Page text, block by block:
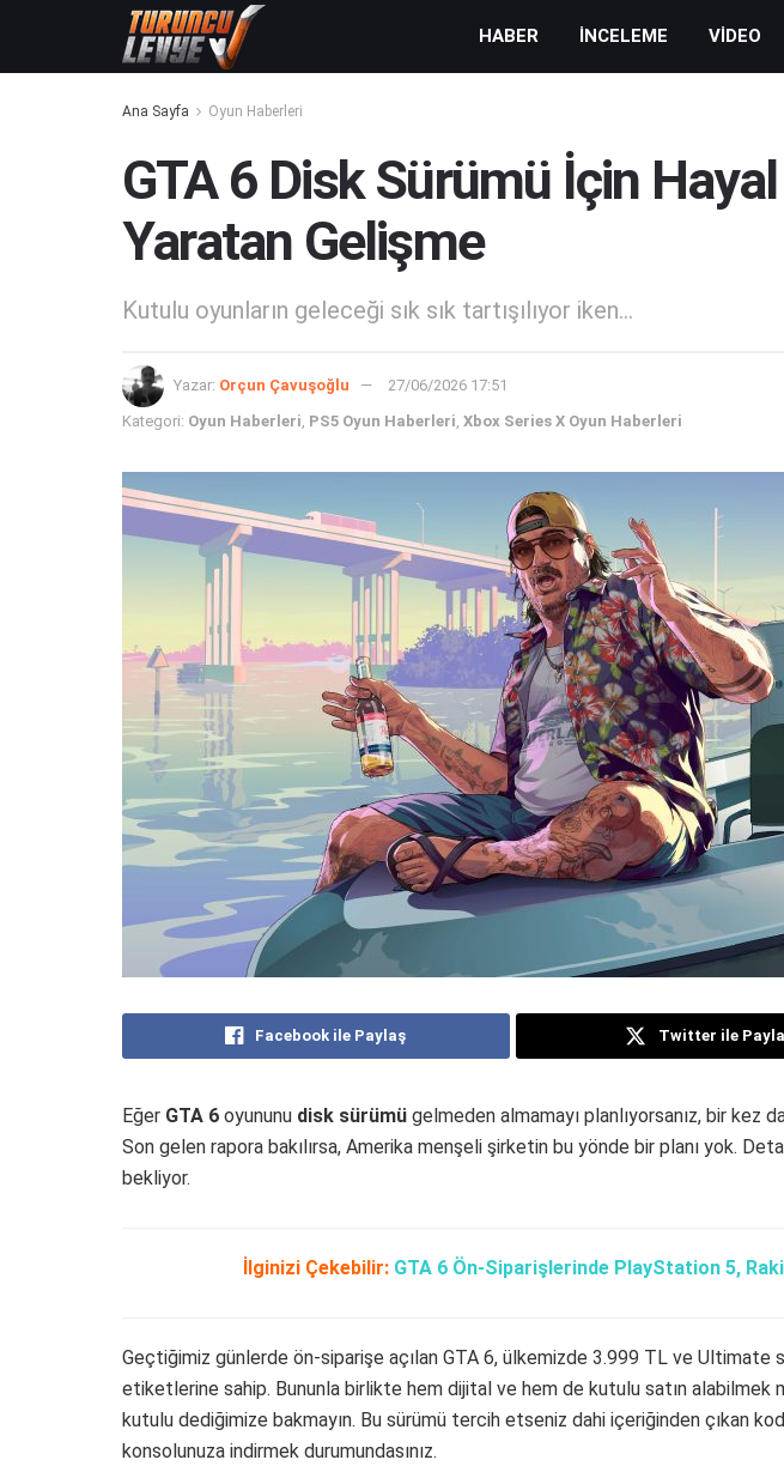
HABER İNCELEME VIDEO
Ana Sayfa Oyun Haberleri
GTA 6 Disk Sürümü İçin Hayal
Yaratan Gelişme
Kutulu oyunların geleceği sık sık tartışılıyor iken...
Yazar: Orçun Çavuşoğlu 27/06/2026 17:51
Kategori: Oyun Haberleri, PS5 Oyun Haberleri, Xbox Series X Oyun Haberleri
Facebook ile Paylaş Twitter ile
Eğer GTA 6 oyununu disk sürümü gelmeden almamayı planlıyorsanız, bir kez
Son gelen rapora bakılırsa, Amerika menşeli şirketin bu yönde bir planı yok.
bekliyor.
İlginizi Çekebilir: GTA 6 Ön-Siparişlerinde PlayStation 5,
Geçtiğimiz günlerde ön-siparişe açılan GTA 6, ülkemizde 3.999 TL ve Ultimate
etiketlerine sahip. Bununla birlikte hem dijital ve hem de kutulu satın alabilmek
kutulu dediğimize bakmayın. Bu sürümü tercih etseniz dahi içeriğinden çıkan
konsolunuza indirmek durumundasınız.